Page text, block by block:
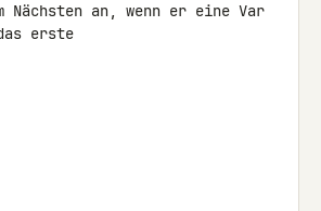
an, wenn er eine Var
erste